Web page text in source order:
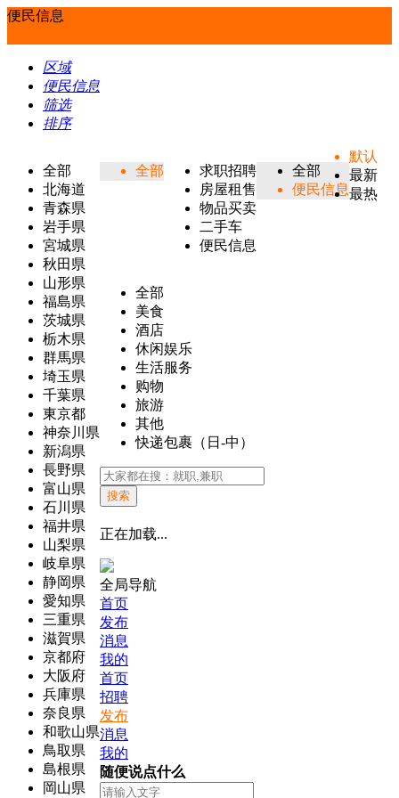
便民信息
区域
便民信息
筛选
排序
全部
北海道
青森県
岩手県
宮城県
秋田県
山形県
福島県
茨城県
栃木県
群馬県
埼玉県
千葉県
東京都
神奈川県
新潟県
長野県
富山県
石川県
福井県
山梨県
岐阜県
静岡県
愛知県
三重県
滋賀県
京都府
大阪府
兵庫県
奈良県
和歌山県
鳥取県
島根県
岡山県
全部
求职招聘
房屋租售
物品买卖
二手车
便民信息
全部
便民信息
全部
美食
酒店
休闲娱乐
生活服务
购物
旅游
其他
快递包裹（日-中）
默认
最新
最热
搜索
正在加载...
全局导航
首页
发布
消息
我的
首页
招聘
发布
消息
我的
随便说点什么